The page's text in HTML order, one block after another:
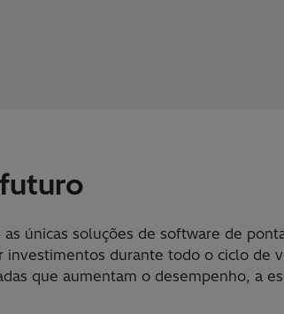
únicas soluções de software de
durante todo o ciclo de
que aumentam o desempenho, a